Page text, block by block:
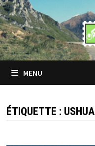
Passer
au
contenu
MENU
ÉTIQUETTE :